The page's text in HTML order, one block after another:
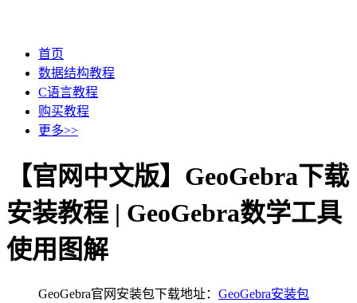
首页
数据结构教程
C语言教程
购买教程
更多>>
【官网中文版】GeoGebra下载
安装教程 | GeoGebra数学工具
使用图解
GeoGebra官网安装包下载地址： GeoGebra安装包